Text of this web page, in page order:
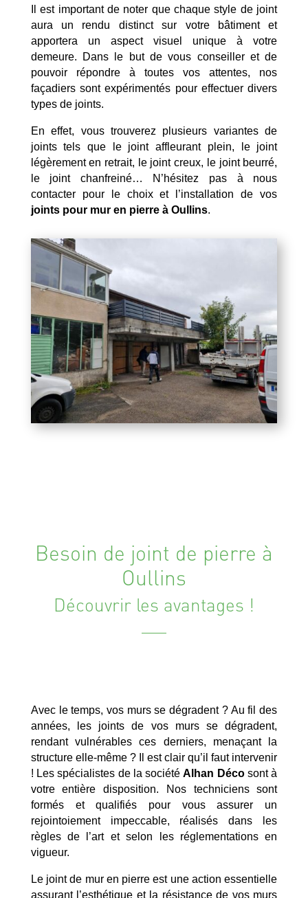
Il est important de noter que chaque style de joint
aura un rendu distinct sur votre bâtiment et
apportera un aspect visuel unique à votre
demeure. Dans le but de vous conseiller et de
pouvoir répondre à toutes vos attentes, nos
façadiers sont expérimentés pour effectuer divers
types de joints.
En effet, vous trouverez plusieurs variantes de
joints tels que le joint affleurant plein, le joint
légèrement en retrait, le joint creux, le joint beurré,
le joint chanfreiné… N’hésitez pas à nous
contacter pour le choix et l’installation de vos
joints pour mur en pierre à Oullins.
Besoin de joint de pierre à
Oullins
Découvrir les avantages !
Avec le temps, vos murs se dégradent ? Au fil des
années, les joints de vos murs se dégradent,
rendant vulnérables ces derniers, menaçant la
structure elle-même ? Il est clair qu’il faut intervenir
! Les spécialistes de la sociétéAlhan Décosont à
votre entière disposition. Nos techniciens sont
formés et qualifiés pour vous assurer un
rejointoiement impeccable, réalisés dans les
règles de l’art et selon les réglementations en
vigueur.
Le joint de mur en pierre est une action essentielle
assurant l’esthétique et la résistance de vos murs